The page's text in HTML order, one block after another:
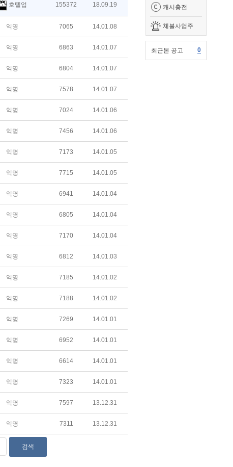
캐시충전
체불사업주
최근본 공고 0
호텔업 155372 18.09.19
익명 7065 14.01.08
익명 6863 14.01.07
익명 6804 14.01.07
익명 7578 14.01.07
익명 7024 14.01.06
익명 7456 14.01.06
익명 7173 14.01.05
익명 7715 14.01.05
익명 6941 14.01.04
익명 6805 14.01.04
익명 7170 14.01.04
익명 6812 14.01.03
익명 7185 14.01.02
익명 7188 14.01.02
익명 7269 14.01.01
익명 6952 14.01.01
익명 6614 14.01.01
익명 7323 14.01.01
익명 7597 13.12.31
익명 7311 13.12.31